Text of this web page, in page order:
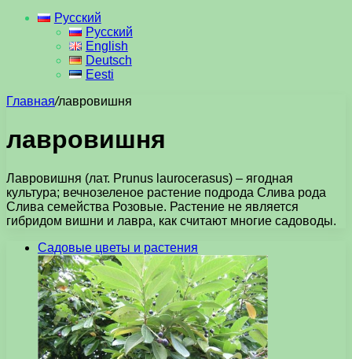
Русский
Русский
English
Deutsch
Eesti
Главная/лавровишня
лавровишня
Лавровишня (лат. Prunus laurocerasus) – ягодная
культура; вечнозеленое растение подрода Слива рода
Слива семейства Розовые. Растение не является
гибридом вишни и лавра, как считают многие садоводы.
Садовые цветы и растения